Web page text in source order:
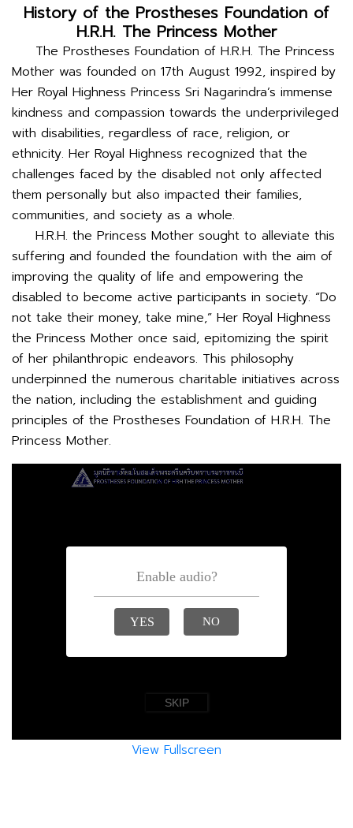
History of the Prostheses Foundation of
H.R.H. The Princess Mother
The Prostheses Foundation of H.R.H. The Princess
Mother was founded on 17th August 1992, inspired by
Her Royal Highness Princess Sri Nagarindra’s immense
kindness and compassion towards the underprivileged
with disabilities, regardless of race, religion, or
ethnicity. Her Royal Highness recognized that the
challenges faced by the disabled not only affected
them personally but also impacted their families,
communities, and society as a whole.
H.R.H. the Princess Mother sought to alleviate this
suffering and founded the foundation with the aim of
improving the quality of life and empowering the
disabled to become active participants in society. “Do
not take their money, take mine,” Her Royal Highness
the Princess Mother once said, epitomizing the spirit
of her philanthropic endeavors. This philosophy
underpinned the numerous charitable initiatives across
the nation, including the establishment and guiding
principles of the Prostheses Foundation of H.R.H. The
Princess Mother.
View Fullscreen